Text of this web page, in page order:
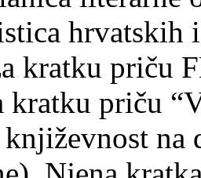
hrvatskih
kratku priču
kratku priču
na